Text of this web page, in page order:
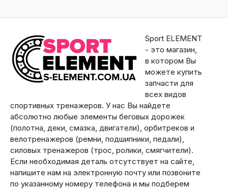
Sport ELEMENT
- это магазин,
в котором Вы
можете купить
запчасти для
всех видов
спортивных тренажеров. У нас Вы найдете
абсолютно любые элементы беговых дорожек
(полотна, деки, смазка, двигатели), орбитреков и
велотренажеров (ремни, подшипники, педали),
силовых тренажеров (трос, ролики, смягчители).
Если необходимая деталь отсутствует на сайте,
напишите нам на электронную почту или позвоните
по указанному номеру телефона и мы подберем